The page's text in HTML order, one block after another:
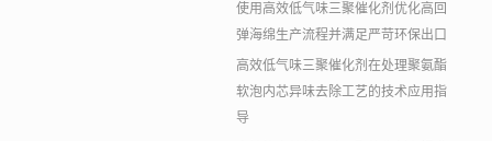
使用高效低气味三聚催化剂优化高回
弹海绵生产流程并满足严苛环保出口
高效低气味三聚催化剂在处理聚氨酯
软泡内芯异味去除工艺的技术应用指
导